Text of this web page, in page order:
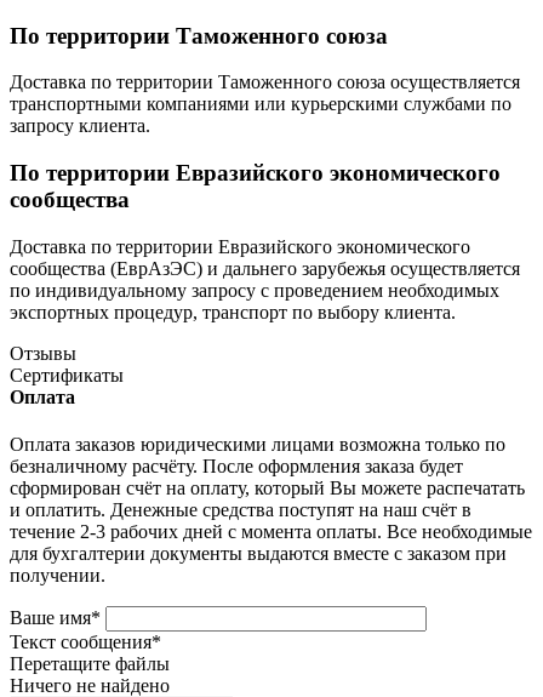
По территории Таможенного союза
Доставка по территории Таможенного союза осуществляется
транспортными компаниями или курьерскими службами по
запросу клиента.
По территории Евразийского экономического
сообщества
Доставка по территории Евразийского экономического
сообщества (ЕврАзЭС) и дальнего зарубежья осуществляется
по индивидуальному запросу с проведением необходимых
экспортных процедур, транспорт по выбору клиента.
Отзывы
Сертификаты
Оплата
Оплата заказов юридическими лицами возможна только по
безналичному расчёту. После оформления заказа будет
сформирован счёт на оплату, который Вы можете распечатать
и оплатить. Денежные средства поступят на наш счёт в
течение 2-3 рабочих дней с момента оплаты. Все необходимые
для бухгалтерии документы выдаются вместе с заказом при
получении.
Ваше имя*
Текст сообщения*
Перетащите файлы
Ничего не найдено